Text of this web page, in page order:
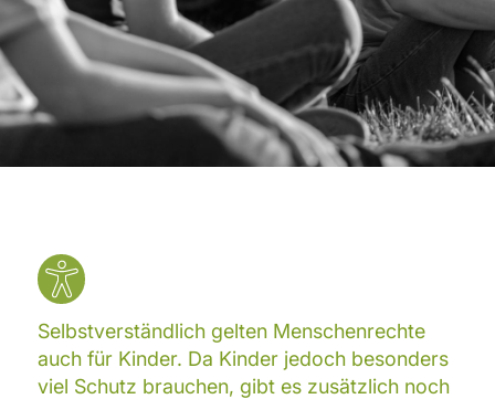
Selbstverständlich gelten Menschenrechte
auch für Kinder. Da Kinder jedoch besonders
viel Schutz brauchen, gibt es zusätzlich noch